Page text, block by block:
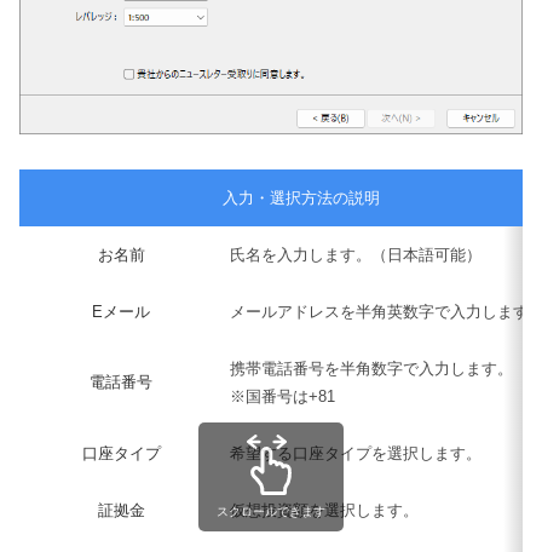
入力・選択方法の説明
お名前 氏名を入力します。（日本語可能）
Eメール メールアドレスを半角英数字で入力します
電話番号
携帯電話番号を半角数字で入力します。
※国番号は+81
口座タイプ 希望する口座タイプを選択します。
証拠金 仮想投資額を選択します。
スクロールできます